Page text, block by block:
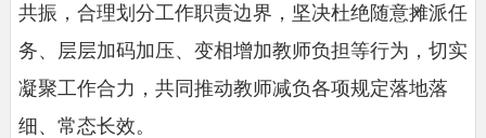
共振，合理划分工作职责边界，坚决杜绝随意摊派任
务、层层加码加压、变相增加教师负担等行为，切实
凝聚工作合力，共同推动教师减负各项规定落地落
细、常态长效。